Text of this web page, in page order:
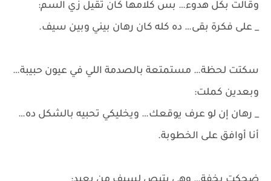
وقالت بكل هدوء… بس كلامها كان تقيل زي السم:
_ على فكرة بقى… ده كله كان رهان بيني وبين سيف.
سكتت لحظة… مستمتعة بالصدمة اللي في عيون حبيبة…
وبعدين كملت:
_ رهان إن لو عرف يوقعك… ويخليكي تحبيه بالشكل ده…
أنا أوافق على الخطوبة.